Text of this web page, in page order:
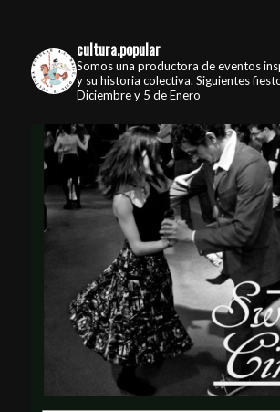
cultura.popular
Somos una productora de eventos
y su historia colectiva. Siguientes
Diciembre y 5 de Enero